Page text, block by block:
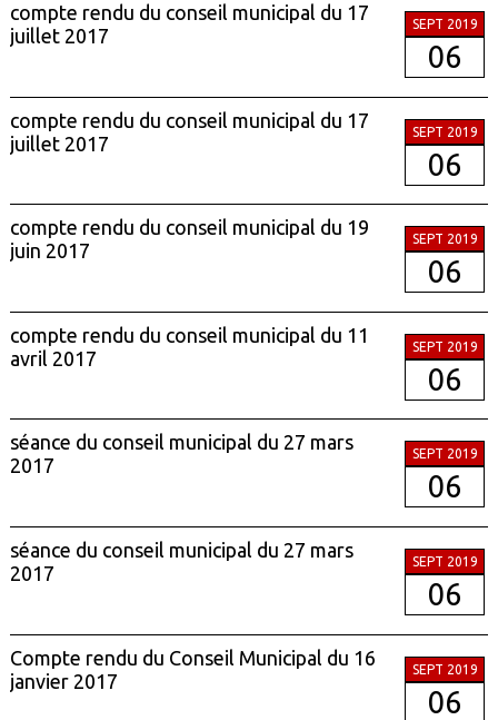
compte rendu du conseil municipal du 17
juillet 2017
SEPT 2019
06
compte rendu du conseil municipal du 17
juillet 2017
SEPT 2019
06
compte rendu du conseil municipal du 19
juin 2017
SEPT 2019
06
compte rendu du conseil municipal du 11
avril 2017
SEPT 2019
06
séance du conseil municipal du 27 mars
2017
SEPT 2019
06
séance du conseil municipal du 27 mars
2017
SEPT 2019
06
Compte rendu du Conseil Municipal du 16
janvier 2017
SEPT 2019
06